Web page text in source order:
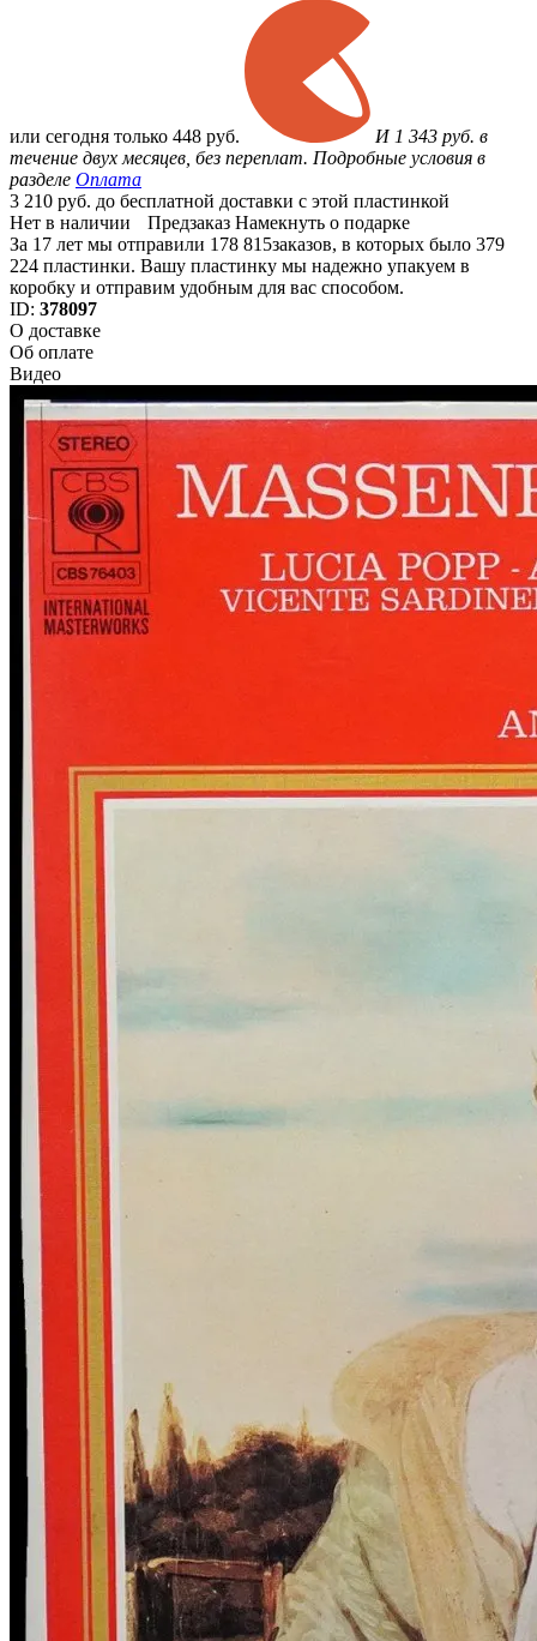
или сегодня только 448 руб.
И 1 343 руб. в
течение двух месяцев, без переплат. Подробные условия в
разделе Оплата
3 210 руб. до бесплатной доставки с этой пластинкой
Нет в наличии
Предзаказ Намекнуть о подарке
За 17 лет мы отправили 178 815заказов, в которых было 379
224 пластинки. Вашу пластинку мы надежно упакуем в
коробку и отправим удобным для вас способом.
ID: 378097
О доставке
Об оплате
Видео